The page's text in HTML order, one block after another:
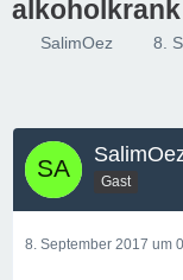
alkoholkrank
SalimOez 8.
Gast
8. September 2017 um